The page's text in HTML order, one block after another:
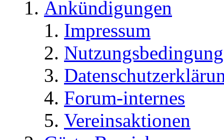
Ankündigungen
Impressum
Forum-internes
Vereinsaktionen